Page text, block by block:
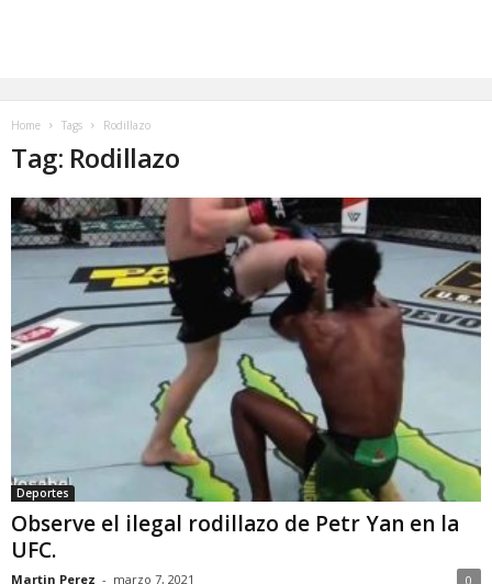
Home Tags Rodillazo
Tag: Rodillazo
Deportes
Observe el ilegal rodillazo de Petr Yan en la
UFC.
Martin Perez - marzo 7, 2021 0